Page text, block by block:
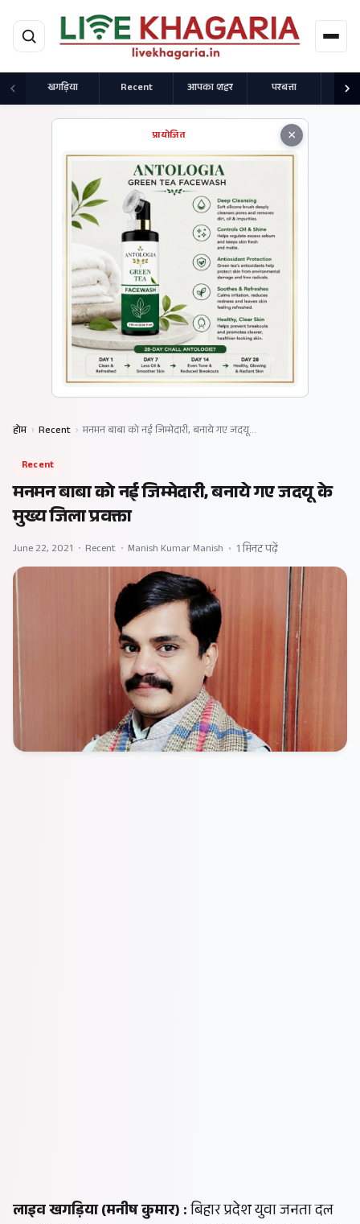
मुख्य सामग्री पर जाएं
खगड़िया Recent आपका शहर परबत्ता
×
प्रायोजित
होम › Recent › मनमन बाबा को नई जिम्मेदारी, बनाये गए जदयू…
Recent
मनमन बाबा को नई जिम्मेदारी, बनाये गए जदयू के
मुख्य जिला प्रवक्ता
June 22, 2021 • Recent • Manish Kumar Manish • 1 मिनट पढ़ें
लाइव खगड़िया (मनीष कुमार) :बिहार प्रदेश युवा जनता दल